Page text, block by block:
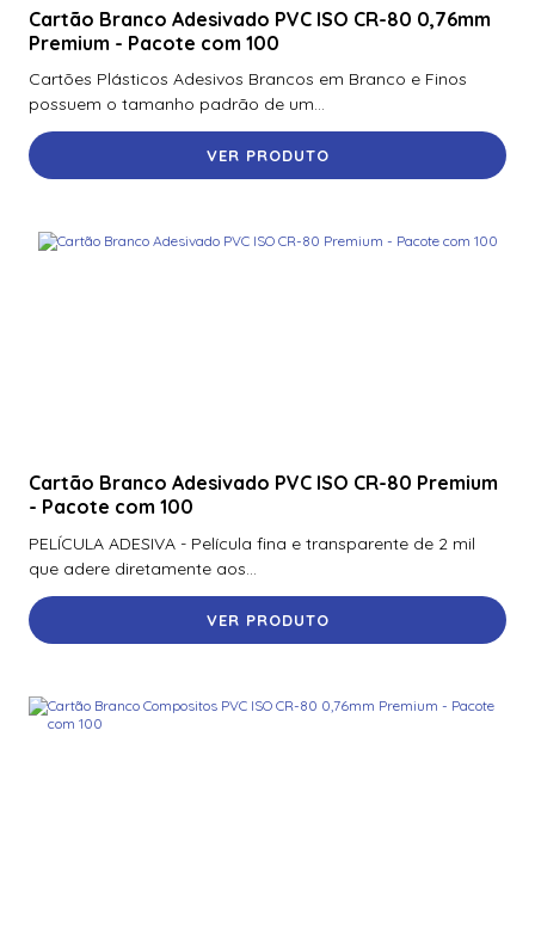
Cartão Branco Adesivado PVC ISO CR-80 0,76mm
Premium - Pacote com 100
Cartões Plásticos Adesivos Brancos em Branco e Finos
possuem o tamanho padrão de um...
VER PRODUTO
Cartão Branco Adesivado PVC ISO CR-80 Premium
- Pacote com 100
PELÍCULA ADESIVA - Película fina e transparente de 2 mil
que adere diretamente aos...
VER PRODUTO